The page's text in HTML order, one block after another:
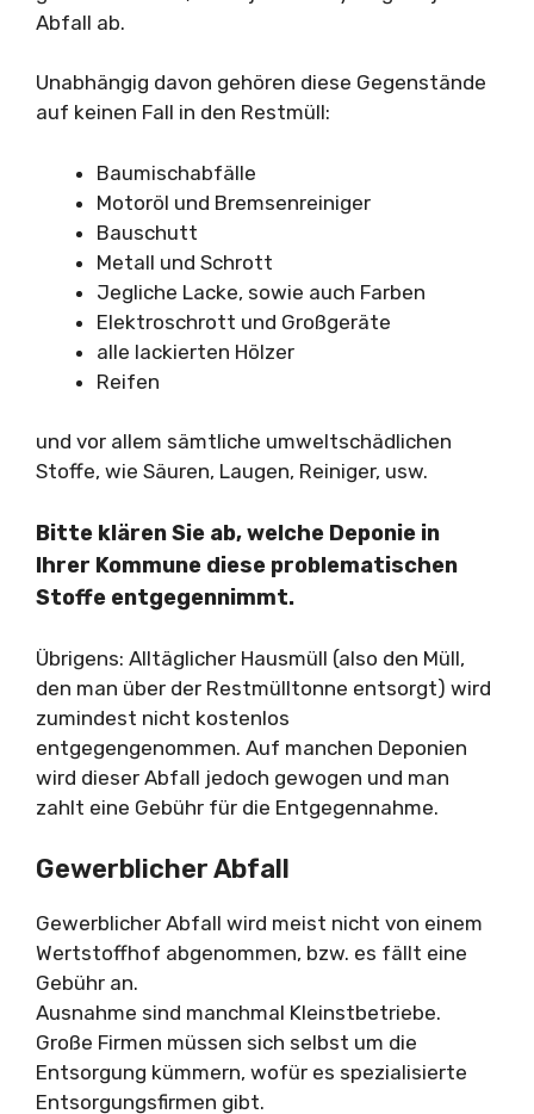
Abfall ab.
Unabhängig davon gehören diese Gegenstände
auf keinen Fall in den Restmüll:
Baumischabfälle
Motoröl und Bremsenreiniger
Bauschutt
Metall und Schrott
Jegliche Lacke, sowie auch Farben
Elektroschrott und Großgeräte
alle lackierten Hölzer
Reifen
und vor allem sämtliche umweltschädlichen
Stoffe, wie Säuren, Laugen, Reiniger, usw.
Bitte klären Sie ab, welche Deponie in
Ihrer Kommune diese problematischen
Stoffe entgegennimmt.
Übrigens: Alltäglicher Hausmüll (also den Müll,
den man über der Restmülltonne entsorgt) wird
zumindest nicht kostenlos
entgegengenommen. Auf manchen Deponien
wird dieser Abfall jedoch gewogen und man
zahlt eine Gebühr für die Entgegennahme.
Gewerblicher Abfall
Gewerblicher Abfall wird meist nicht von einem
Wertstoffhof abgenommen, bzw. es fällt eine
Gebühr an.
Ausnahme sind manchmal Kleinstbetriebe.
Große Firmen müssen sich selbst um die
Entsorgung kümmern, wofür es spezialisierte
Entsorgungsfirmen gibt.